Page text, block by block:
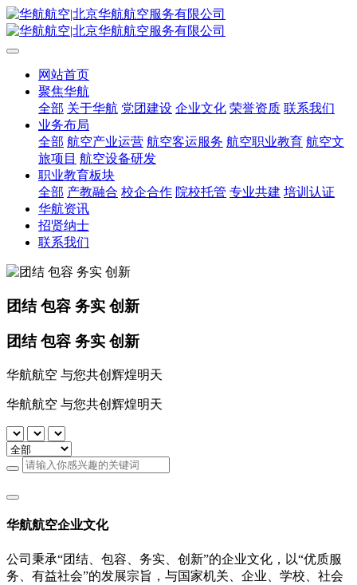
网站首页
聚焦华航
全部 关于华航 党团建设 企业文化 荣誉资质 联系我们
业务布局
全部 航空产业运营 航空客运服务 航空职业教育 航空文
旅项目 航空设备研发
职业教育板块
全部 产教融合 校企合作 院校托管 专业共建 培训认证
华航资讯
招贤纳士
联系我们
团结 包容 务实 创新
团结 包容 务实 创新
华航航空 与您共创辉煌明天
华航航空 与您共创辉煌明天
华航航空企业文化
公司秉承“团结、包容、务实、创新”的企业文化，以“优质服
务、有益社会”的发展宗旨，与国家机关、企业、学校、社会